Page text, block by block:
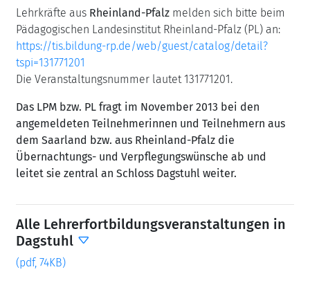
Lehrkräfte aus Rheinland-Pfalz melden sich bitte beim
Pädagogischen Landesinstitut Rheinland-Pfalz (PL) an:
https://tis.bildung-rp.de/web/guest/catalog/detail?
tspi=131771201
Die Veranstaltungsnummer lautet 131771201.
Das LPM bzw. PL fragt im November 2013 bei den
angemeldeten Teilnehmerinnen und Teilnehmern aus
dem Saarland bzw. aus Rheinland-Pfalz die
Übernachtungs- und Verpflegungswünsche ab und
leitet sie zentral an Schloss Dagstuhl weiter.
Alle Lehrerfortbildungsveranstaltungen in
Dagstuhl
(pdf, 74KB)